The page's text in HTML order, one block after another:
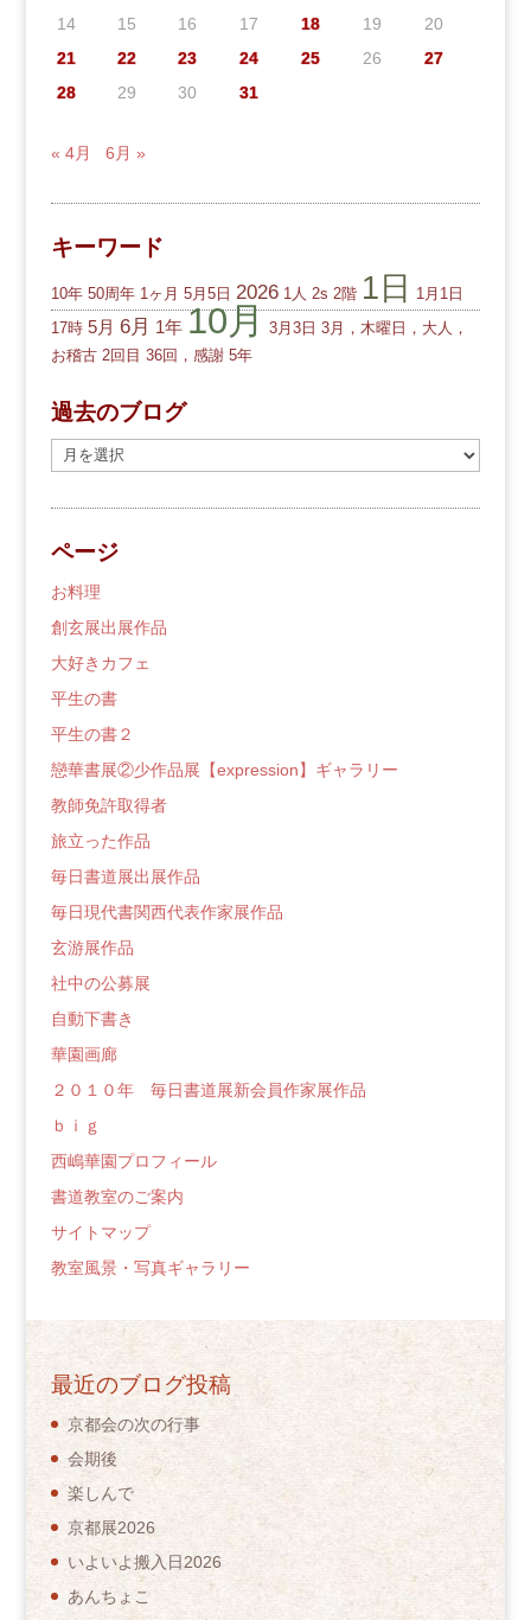
14
15 16 17 18 19
20
21
22 23 24 25 26
27
28
29 30 31
« 4月 6月 »
キーワード
10年 50周年 1ヶ月 5月5日 2026 1人 2s 2階 1日
1月1日
17時 5月 6月 1年 10月 3月3日 3月，木曜日，大人，
お稽古 2回目 36回，感謝 5年
過去のブログ
去
の
ロ
グ
ページ
お料理
創玄展出展作品
大好きカフェ
平生の書
平生の書２
戀華書展②少作品展【expression】ギャラリー
教師免許取得者
旅立った作品
毎日書道展出展作品
毎日現代書関西代表作家展作品
玄游展作品
社中の公募展
自動下書き
華園画廊
２０１０年 毎日書道展新会員作家展作品
ｂｉｇ
西嶋華園プロフィール
書道教室のご案内
サイトマップ
教室風景・写真ギャラリー
最近のブログ投稿
京都会の次の行事
会期後
楽しんで
京都展2026
いよいよ搬入日2026
あんちょこ